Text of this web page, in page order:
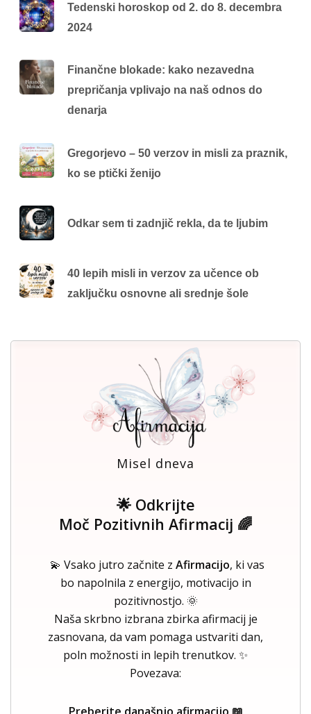
Tedenski horoskop od 2. do 8. decembra
2024
Finančne blokade: kako nezavedna
prepričanja vplivajo na naš odnos do
denarja
Gregorjevo – 50 verzov in misli za praznik,
ko se ptički ženijo
Odkar sem ti zadnjič rekla, da te ljubim
40 lepih misli in verzov za učence ob
zaključku osnovne ali srednje šole
Misel dneva
🌟 Odkrijte
Moč Pozitivnih Afirmacij 🌈
💫 Vsako jutro začnite z Afirmacijo, ki vas
bo napolnila z energijo, motivacijo in
pozitivnostjo. 🌞
Naša skrbno izbrana zbirka afirmacij je
zasnovana, da vam pomaga ustvariti dan,
poln možnosti in lepih trenutkov. ✨
Povezava: